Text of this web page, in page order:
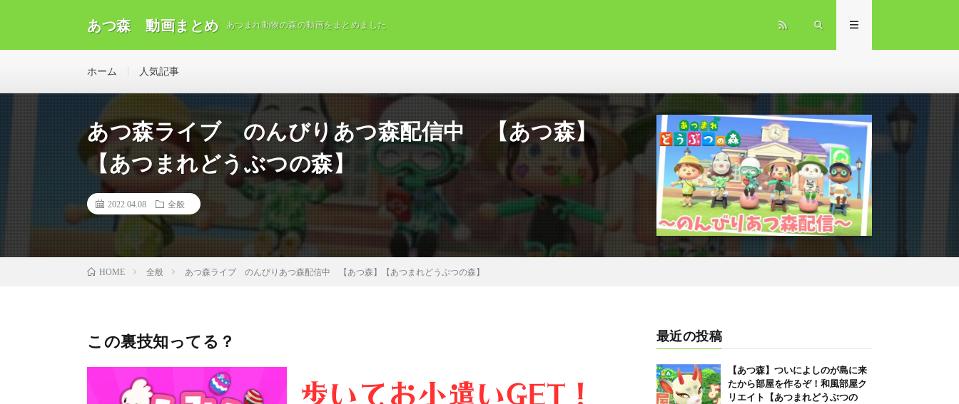
あつ森 動画まとめ あつまれ動物の森の動画をまとめました
ホーム 人気記事
あつ森ライブ のんびりあつ森配信中 【あつ森】
【あつまれどうぶつの森】
2022.04.08 全般
HOME 全般 あつ森ライブ のんびりあつ森配信中 【あつ森】【あつまれどうぶつの森】
この裏技知ってる？ 最近の投稿
【あつ森】ついによしのが島に来
たから部屋を作るぞ！和風部屋ク
リエイト【あつまれどうぶつの